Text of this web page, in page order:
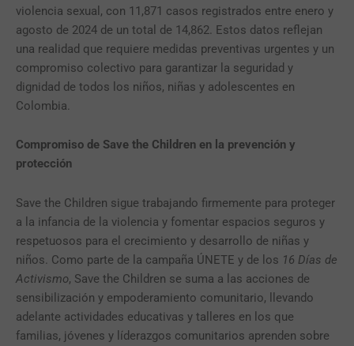
violencia sexual, con 11,871 casos registrados entre enero y
agosto de 2024 de un total de 14,862. Estos datos reflejan
una realidad que requiere medidas preventivas urgentes y un
compromiso colectivo para garantizar la seguridad y
dignidad de todos los niños, niñas y adolescentes en
Colombia.
Compromiso de Save the Children en la prevención y
protección
Save the Children sigue trabajando firmemente para proteger
a la infancia de la violencia y fomentar espacios seguros y
respetuosos para el crecimiento y desarrollo de niñas y
niños. Como parte de la campaña ÚNETE y de los 16 Días de
Activismo, Save the Children se suma a las acciones de
sensibilización y empoderamiento comunitario, llevando
adelante actividades educativas y talleres en los que
familias, jóvenes y líderazgos comunitarios aprenden sobre